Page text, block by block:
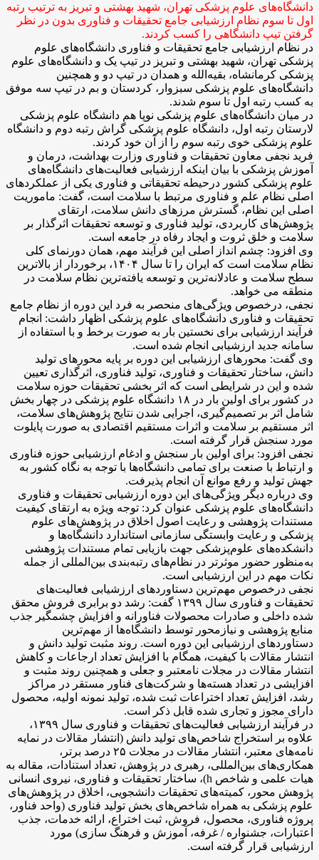
دانشگاه‌های علوم پزشکی ‌تهران، شهید بهشتی و تبریز به ترتیب رتبه
اول تا سوم نظام ارزشیابی جامع تحقیقات و فناوری بدون در نظر
گرفتن تیپ دانشگاهی را کسب کردند.
در نظام ارزشیابی جامع تحقیقات و فناوری دانشگاه‌های علوم
پزشکی تهران، شهید بهشتی و تبریز در تیپ یک و دانشگاه‌های علوم
پزشکی کرمانشاه، بقیه‌الله و همدان در تیپ دو و همچنین
دانشگاه‌های علوم پزشکی سبزوار، کردستان و بم در تیپ سه موفق
به کسب رتبه‌ اول تا سوم شدند.
در میان دانشگاه‌های علوم پزشکی نوپا هم دانشگاه علوم پزشکی
لارستان رتبه اول، دانشگاه علوم پزشکی گراش رتبه دوم و دانشگاه
علوم پزشکی خوی رتبه سوم را از آن خود کردند.
فرید نجفی معاون تحقیقات و فناوری وزارت بهداشت، درمان و
آموزش پزشکی با بیان اینکه ارزشیابی فعالیت‌های دانشگاه‌های
علوم پزشکی کشور درحیطه تحقیقاتی و فناوری یکی از عملکردهای
اصلی نظام علم و فناوری مرتبط با سلامت است، گفت: ماموریت
اصلی این نظام، گسترش مرزهای دانش سلامت، ارتقای
پژوهش‌های کاربردی، تولید فناوری و توسعه تحقیقات اثرگذار بر
سلامت و خلق ثروت و ایجاد رفاه در جامعه است.
وی افزود: چشم انداز اصلی این فرآیند مهم، همان دورنمای کلی
نظام سلامت است که ایران را تا سال ۱۴۰۴، برخوردار از بالاترین
سطح سلامت و عادلانه‌ترین و توسعه یافته‌ترین نظام سلامت در
منطقه می‌ خواهد.
نجفی، درخصوص ویژگی‌های منحصر به فرد این دوره از نظام جامع
تحقیقات و فناوری دانشگاه‌های علوم پزشکی اظهار داشت: انجام
فرآیند ارزشیابی برای نخستین بار به صورت برخط و با استفاده از
سامانه جدید ارزشیابی انجام شده است.
وی گفت: محورهای ارزشیابی این دوره بر پایه محورهای تولید
دانش، ساختار تحقیقات و فناوری، تولید فناوری، اثرگذاری تعیین
شده و این در شرایطی است که اثر بخشی تحقیقات حوزه سلامت
در کشور برای اولین بار در ۱۸ دانشگاه علوم پزشکی در چهار بخش
شامل اثر بر تصمیم‌گیری، اجرایی شدن نتایج پژوهش‌های سلامت،
اثر مستقیم بر سلامت و اثرات مستقیم اقتصادی به صورت پایلوت
مورد سنجش قرار گرفته است.
نجفی افزود: برای اولین بار سنجش و ادغام ارزشیابی حوزه فناوری
و ارتباط با صنعت برای تمامی دانشگاه‌ها با توجه به نگاه کشور به
جهش تولید و رفع موانع آن انجام پذیرفت.
وی درباره دیگر ویژگی‌های این دوره ارزشیابی تحقیقات و فناوری
دانشگاه‌های علوم پزشکی عنوان کرد: توجه ویژه به ارتقای کیفیت
مستندات پژوهشی و رعایت اصول اخلاق در پژوهش‌های علوم
پزشکی و رعایت وابستگی سازمانی استاندارد دانشگاه‌ها و
دانشکده‌های علوم‌پزشکی جهت بازیابی تمام مستندات پژوهشی
به‌منظور حضور موثرتر در نظام‌های رتبه‌بندی بین‌المللی از جمله
نکات مهم در این ارزشیابی است.
نجفی درخصوص مهم‌ترین دستاوردهای ارزشیابی فعالیت‌های
تحقیقات و فناوری سال ۱۳۹۹ گفت: رشد دو برابری فروش محقق
شده داخلی و صادرات محصولات فناورانه و افزایش چشمگیر جذب
منابع پژوهشی و نیازمحور توسط دانشگاه‌ها از مهم‌ترین
دستاوردهای ارزشیابی این دوره است. روند مثبت تولید دانش و
انتشار مقالات با کیفیت، همگام با افزایش تعداد ارجاعات و کاهش
انتشار مقالات در مجلات نامعتبر و جعلی و همچنین روند مثبت و
افزایشی در تعداد هسته‌ها و شرکت‌های فناور مستقر در مراکز
رشد، افزایش تعداد اختراعات ثبت شده، تولید نمونه اولیه، محصول
دارای مجوز و تجاری شده قابل ذکر است.
در فرآیند ارزشیابی فعالیت‌های تحقیقات و فناوری سال ۱۳۹۹،
علاوه بر استخراج شاخص‌های تولید دانش (انتشار مقالات در نمایه
نامه‌های معتبر، انتشار مقالات در مجلات ۲۵ درصد برتر،
همکاری‌های بین‌المللی، رهبری در پژوهش، تعداد استنادات، مقاله به
هیات علمی و شاخص h)، ساختار تحقیقات و فناوری، نیروی انسانی
پژوهش محور، کمیته‌های تحقیقات دانشجویی، اخلاق در پژوهش‌های
علوم پزشکی به همراه شاخص‌های بخش تولید فناوری (واحد فناور،
پروژه فناوری، محصول، فروش، ثبت اختراع، ارائه خدمات، جذب
اعتبارات، جشنواره / غرفه، آموزش و فرهنگ سازی) مورد
ارزشیابی قرار گرفته است.